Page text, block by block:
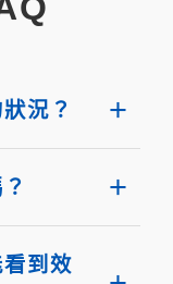
況？
到效